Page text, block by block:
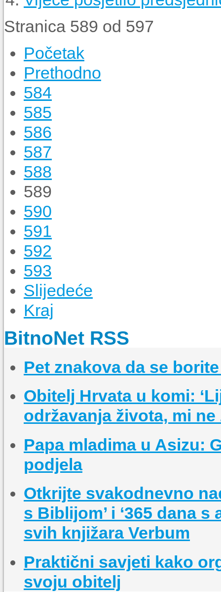
Stranica 589 od 597
Početak
Prethodno
584
585
586
587
588
589
590
591
592
593
Slijedeće
Kraj
BitnoNet RSS
Pet znakova da se
Obitelj Hrvata u komi:
održavanja života, mi ne
Papa mladima u Asizu:
podjela
Otkrijte svakodnevno
s Biblijom’ i ‘365 dana
svih knjižara Verbum
Praktični savjeti kako
svoju obitelj